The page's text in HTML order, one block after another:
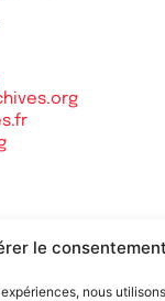
le consentement
nous